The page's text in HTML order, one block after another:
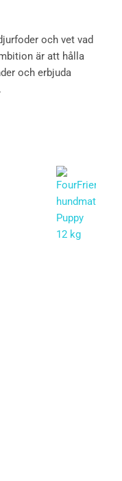
och vet vad
är att hålla
och erbjuda